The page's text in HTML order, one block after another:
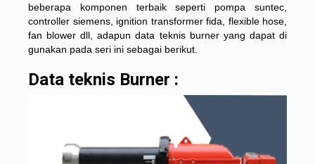
beberapa komponen terbaik seperti pompa suntec,
controller siemens, ignition transformer fida, flexible hose,
fan blower dll, adapun data teknis burner yang dapat di
gunakan pada seri ini sebagai berikut.
Data teknis Burner :